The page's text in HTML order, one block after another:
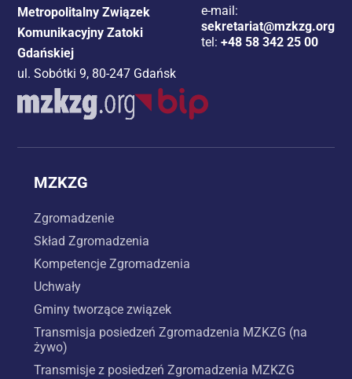
Metropolitalny Związek
Komunikacyjny Zatoki
Gdańskiej
ul. Sobótki 9, 80-247 Gdańsk
e-mail:
sekretariat@mzkzg.org
tel: +48 58 342 25 00
MZKZG
Zgromadzenie
Skład Zgromadzenia
Kompetencje Zgromadzenia
Uchwały
Gminy tworzące związek
Transmisja posiedzeń Zgromadzenia MZKZG (na
żywo)
Transmisje z posiedzeń Zgromadzenia MZKZG